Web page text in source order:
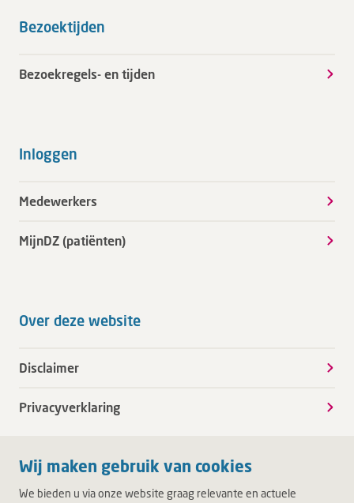
Wij maken gebruik van cookies
We bieden u via onze website graag relevante en actuele
Bezoektijden
Bezoekregels- en tijden
Inloggen
Medewerkers
MijnDZ (patiënten)
Over deze website
Disclaimer
Privacyverklaring